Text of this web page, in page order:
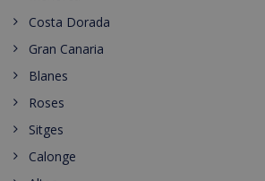
Costa Dorada
Gran Canaria
Blanes
Roses
Sitges
Calonge